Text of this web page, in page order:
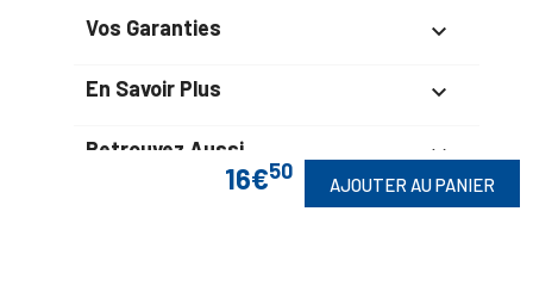
16€50
AJOUTER AU PANIER
Vos Garanties 
En Savoir Plus 
Retrouvez Aussi 